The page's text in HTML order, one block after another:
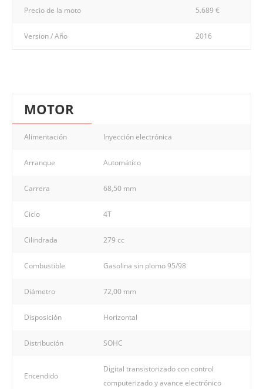
Precio de la moto 5.689 €
Version / Año 2016
MOTOR
Alimentación Inyección electrónica
Arranque Automático
Carrera 68,50 mm
Ciclo 4T
Cilindrada 279 cc
Combustible Gasolina sin plomo 95/98
Diámetro 72,00 mm
Disposición Horizontal
Distribución SOHC
Encendido
Digital transistorizado con control
computerizado y avance electrónico